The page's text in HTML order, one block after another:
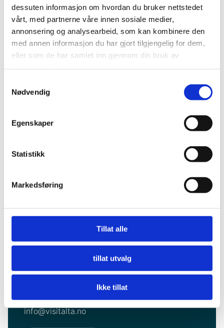
dessuten informasjon om hvordan du bruker nettstedet
vårt, med partnerne våre innen sosiale medier,
annonsering og analysearbeid, som kan kombinere den
med annen informasjon du har gjort tilgjengelig for dem,
eller som de har samlet inn gjennom din bruk av
Nødvendig
Egenskaper
Statistikk
Markedsføring
Tillat alle
tillat utvalg
Ikke tillat
Canyon Hotell
Sápmi Adventures
About us
Privacy
Visit Alta for Travel Trade
Careers
info@visitalta.no